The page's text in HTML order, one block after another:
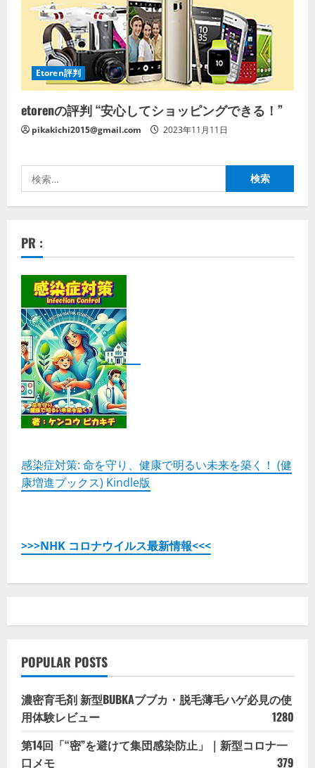
Etoren評判
etorenの評判 “安心してショッピングできる！”
pikakichi2015@gmail.com 2023年11月11日
索:
PR :
感染症対策: 命を守り、健康で明るい未来を築く！ (健
康増進ブックス) Kindle版
>>>NHK コロナウイルス最新情報<<<
POPULAR POSTS
濃密育毛剤 新型BUBKAブブカ・脱毛薄毛ハゲ必見の使
用体験レビュー
1280
第14回「“密”を避けて集団感染防止」｜新型コロナ一
口メモ
379